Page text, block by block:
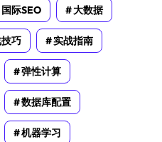
国际SEO 大数据
巧 实战指南
弹性计算
数据库配置
机器学习